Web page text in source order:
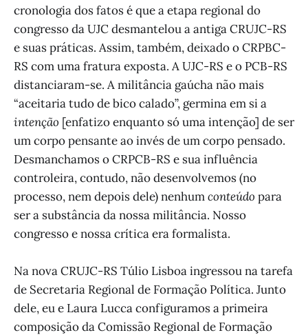
cronologia dos fatos é que a etapa regional do
congresso da UJC desmantelou a antiga CRUJC-RS
e suas práticas. Assim, também, deixado o CRPBC-
RS com uma fratura exposta. A UJC-RS e o PCB-RS
distanciaram-se. A militância gaúcha não mais
“aceitaria tudo de bico calado”, germina em si a
intenção [enfatizo enquanto só uma intenção] de ser
um corpo pensante ao invés de um corpo pensado.
Desmanchamos o CRPCB-RS e sua influência
controleira, contudo, não desenvolvemos (no
processo, nem depois dele) nenhumconteúdo para
ser a substância da nossa militância. Nosso
congresso e nossa crítica era formalista.
Na nova CRUJC-RS Túlio Lisboa ingressou na tarefa
de Secretaria Regional de Formação Política. Junto
dele, eu e Laura Lucca configuramos a primeira
composição da Comissão Regional de Formação